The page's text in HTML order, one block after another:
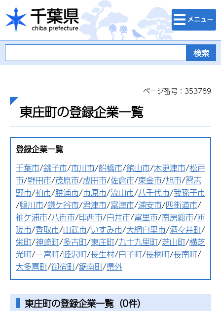
千葉県
検索・メニュ
ー
ページ番号：353789
東庄町の登録企業一覧
登録企業一覧
千葉市/銚子市/市川市/船橋市/館山市/木更津市/松戸
市/野田市/茂原市/成田市/佐倉市/東金市/旭市/習志
野市/柏市/勝浦市/市原市/流山市/八千代市/我孫子市
/鴨川市/鎌ケ谷市/君津市/富津市/浦安市/四街道市/
袖ケ浦市/八街市/印西市/白井市/富里市/南房総市/匝
瑳市/香取市/山武市/いすみ市/大網白里市/酒々井町/
栄町/神崎町/多古町/東庄町/九十九里町/芝山町/横芝
光町/一宮町/睦沢町/長生村/白子町/長柄町/長南町/
大多喜町/御宿町/鋸南町/県外
東庄町の登録企業一覧（0件）